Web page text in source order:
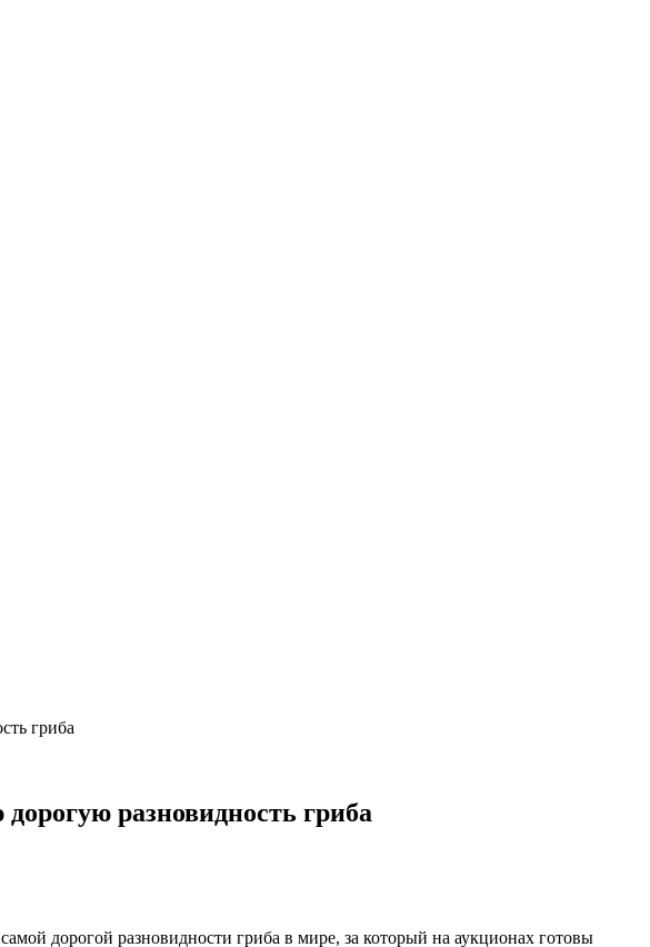
гриба
разновидность гриба
дорогой разновидности гриба в мире, за который на аукционах готовы